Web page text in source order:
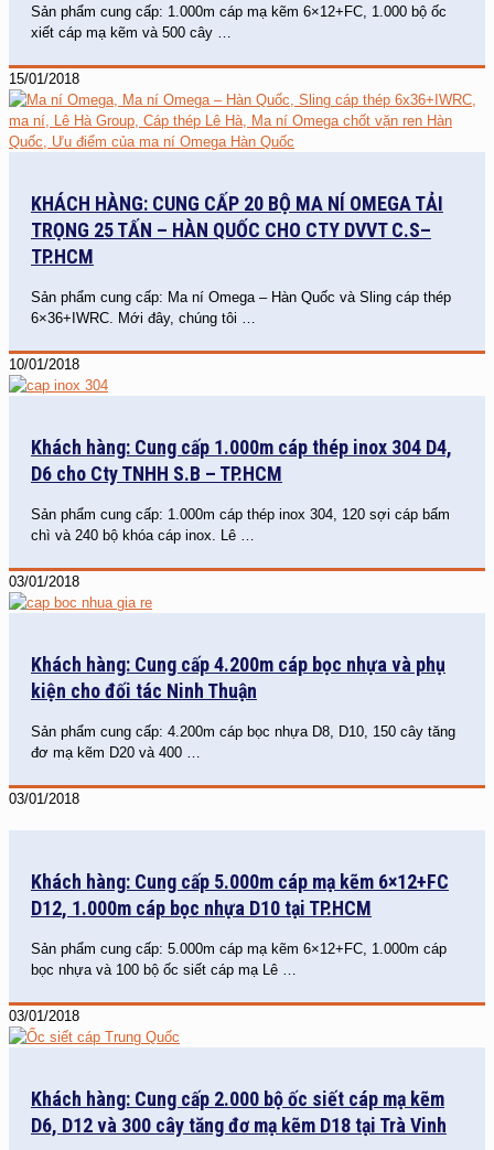
Sản phẩm cung cấp: 1.000m cáp mạ kẽm 6×12+FC, 1.000 bộ ốc
xiết cáp mạ kẽm và 500 cây …
15/01/2018
KHÁCH HÀNG: CUNG CẤP 20 BỘ MA NÍ OMEGA TẢI
TRỌNG 25 TẤN – HÀN QUỐC CHO CTY DVVT C.S–
TP.HCM
Sản phẩm cung cấp: Ma ní Omega – Hàn Quốc và Sling cáp thép
6×36+IWRC. Mới đây, chúng tôi …
10/01/2018
Khách hàng: Cung cấp 1.000m cáp thép inox 304 D4,
D6 cho Cty TNHH S.B – TP.HCM
Sản phẩm cung cấp: 1.000m cáp thép inox 304, 120 sợi cáp bấm
chì và 240 bộ khóa cáp inox. Lê
03/01/2018
Khách hàng: Cung cấp 4.200m cáp bọc nhựa và phụ
kiện cho đối tác Ninh Thuận
Sản phẩm cung cấp: 4.200m cáp bọc nhựa D8, D10, 150 cây tăng
đơ mạ kẽm D20 và 400
03/01/2018
Khách hàng: Cung cấp 5.000m cáp mạ kẽm 6×12+FC
D12, 1.000m cáp bọc nhựa D10 tại TP.HCM
Sản phẩm cung cấp: 5.000m cáp mạ kẽm 6×12+FC, 1.000m cáp
bọc nhựa và 100 bộ ốc siết cáp mạ Lê
03/01/2018
Khách hàng: Cung cấp 2.000 bộ ốc siết cáp mạ kẽm
D6, D12 và 300 cây tăng đơ mạ kẽm D18 tại Trà Vinh